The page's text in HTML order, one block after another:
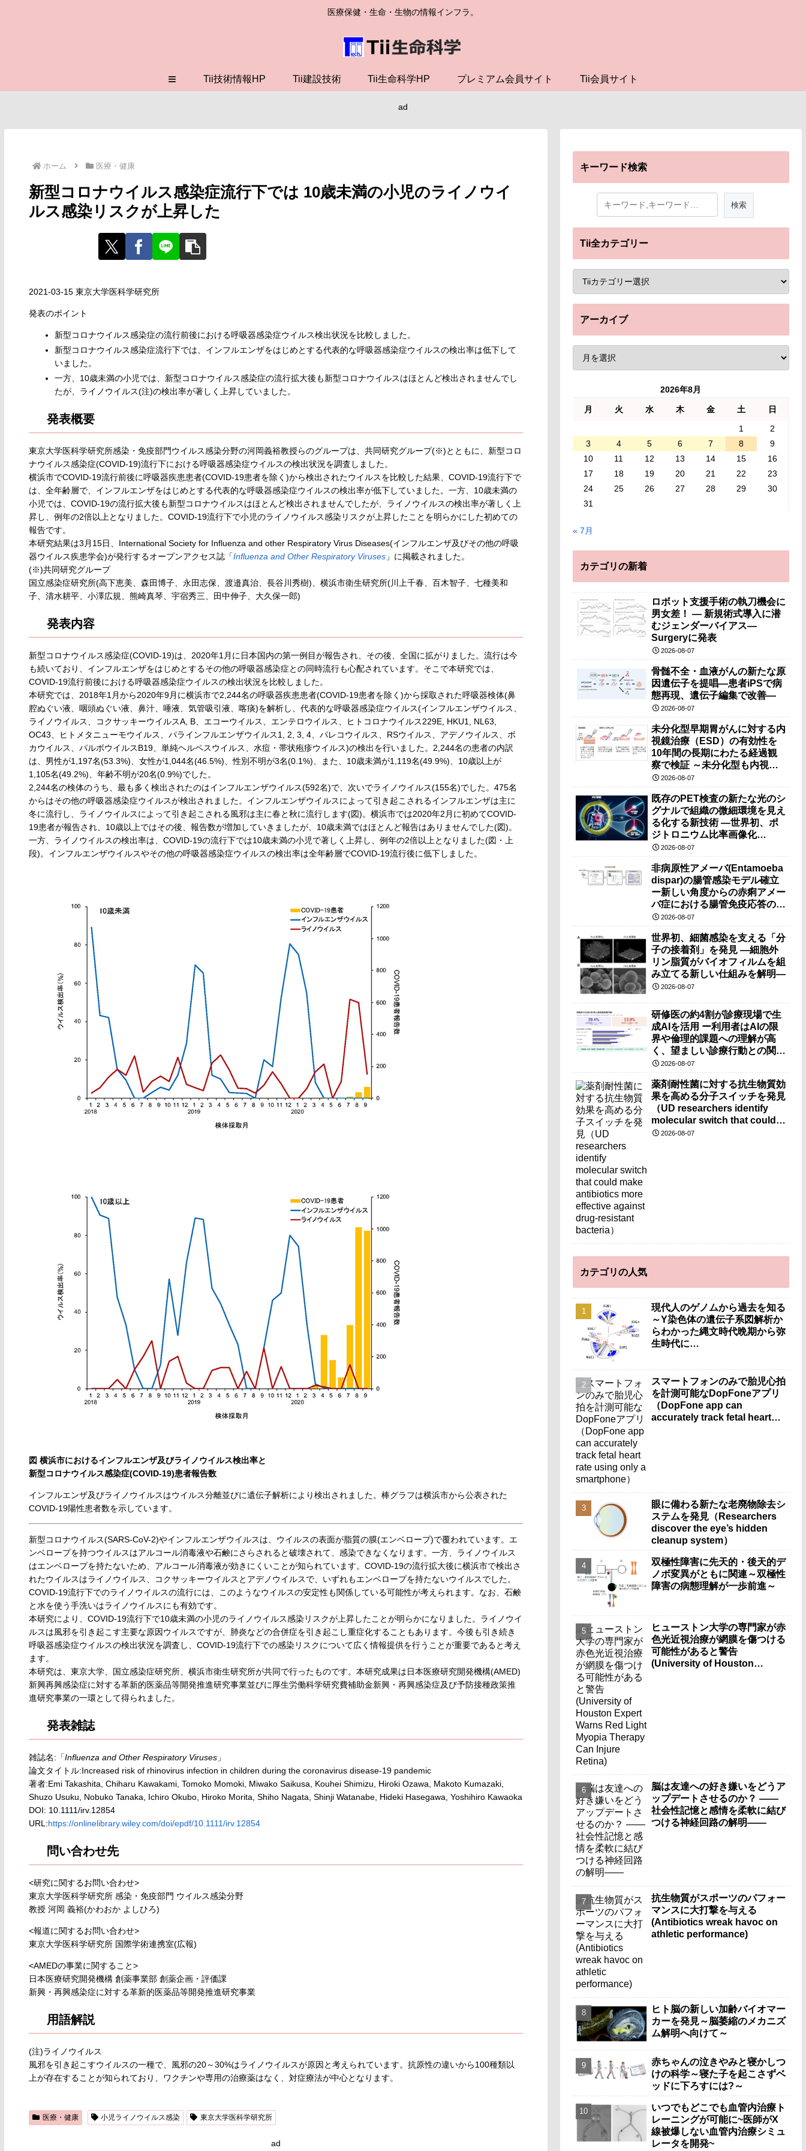
医療保健・生命・生物の情報インフラ。
≡ Tii技術情報HP Tii建設技術 Tii生命科学HP プレミアム会員サイト Tii会員サイト
ad
ホーム 医療・健康
新型コロナウイルス感染症流行下では 10歳未満の小児のライノウイ
ルス感染リスクが上昇した
2021-03-15 東京大学医科学研究所
発表のポイント
新型コロナウイルス感染症の流行前後における呼吸器感染症ウイルス検出状況を比較しました。
新型コロナウイルス感染症流行下では、インフルエンザをはじめとする代表的な呼吸器感染症ウイルスの検出率は低下して
いました。
一方、10歳未満の小児では、新型コロナウイルス感染症の流行拡大後も新型コロナウイルスはほとんど検出されませんでし
たが、ライノウイルス(注)の検出率が著しく上昇していました。
発表概要
東京大学医科学研究所感染・免疫部門ウイルス感染分野の河岡義裕教授らのグループは、共同研究グループ(※)とともに、新型コロ
ナウイルス感染症(COVID-19)流行下における呼吸器感染症ウイルスの検出状況を調査しました。
横浜市でCOVID-19流行前後に呼吸器疾患患者(COVID-19患者を除く)から検出されたウイルスを比較した結果、COVID-19流行下で
は、全年齢層で、インフルエンザをはじめとする代表的な呼吸器感染症ウイルスの検出率が低下していました。一方、10歳未満の
小児では、COVID-19の流行拡大後も新型コロナウイルスはほとんど検出されませんでしたが、ライノウイルスの検出率が著しく上
昇し、例年の2倍以上となりました。COVID-19流行下で小児のライノウイルス感染リスクが上昇したことを明らかにした初めての
報告です。
本研究結果は3月15日、International Society for Influenza and other Respiratory Virus Diseases(インフルエンザ及びその他の呼吸
器ウイルス疾患学会)が発行するオープンアクセス誌「Influenza and Other Respiratory Viruses」に掲載されました。
(※)共同研究グループ
国立感染症研究所(高下恵美、森田博子、永田志保、渡邉真治、長谷川秀樹)、横浜市衛生研究所(川上千春、百木智子、七種美和
子、清水耕平、小澤広規、熊崎真琴、宇宿秀三、田中伸子、大久保一郎)
発表内容
新型コロナウイルス感染症(COVID-19)は、2020年1月に日本国内の第一例目が報告され、その後、全国に拡がりました。流行は今
も続いており、インフルエンザをはじめとするその他の呼吸器感染症との同時流行も心配されています。そこで本研究では、
COVID-19流行前後における呼吸器感染症ウイルスの検出状況を比較しました。
本研究では、2018年1月から2020年9月に横浜市で2,244名の呼吸器疾患患者(COVID-19患者を除く)から採取された呼吸器検体(鼻
腔ぬぐい液、咽頭ぬぐい液、鼻汁、唾液、気管吸引液、喀痰)を解析し、代表的な呼吸器感染症ウイルス(インフルエンザウイルス、
ライノウイルス、コクサッキーウイルスA, B、エコーウイルス、エンテロウイルス、ヒトコロナウイルス229E, HKU1, NL63,
OC43、ヒトメタニューモウイルス、パラインフルエンザウイルス1, 2, 3, 4、パレコウイルス、RSウイルス、アデノウイルス、ボ
カウイルス、パルボウイルスB19、単純ヘルペスウイルス、水痘・帯状疱疹ウイルス)の検出を行いました。2,244名の患者の内訳
は、男性が1,197名(53.3%)、女性が1,044名(46.5%)、性別不明が3名(0.1%)、また、10歳未満が1,119名(49.9%)、10歳以上が
1,105名(49.2%)、年齢不明が20名(0.9%)でした。
2,244名の検体のうち、最も多く検出されたのはインフルエンザウイルス(592名)で、次いでライノウイルス(155名)でした。475名
からはその他の呼吸器感染症ウイルスが検出されました。インフルエンザウイルスによって引き起こされるインフルエンザは主に
冬に流行し、ライノウイルスによって引き起こされる風邪は主に春と秋に流行します(図)。横浜市では2020年2月に初めてCOVID-
19患者が報告され、10歳以上ではその後、報告数が増加していきましたが、10歳未満ではほとんど報告はありませんでした(図)。
一方、ライノウイルスの検出率は、COVID-19の流行下では10歳未満の小児で著しく上昇し、例年の2倍以上となりました(図・上
段)。インフルエンザウイルスやその他の呼吸器感染症ウイルスの検出率は全年齢層でCOVID-19流行後に低下しました。
図 横浜市におけるインフルエンザ及びライノウイルス検出率と
新型コロナウイルス感染症(COVID-19)患者報告数
インフルエンザ及びライノウイルスはウイルス分離並びに遺伝子解析により検出されました。棒グラフは横浜市から公表された
COVID-19陽性患者数を示しています。
新型コロナウイルス(SARS-CoV-2)やインフルエンザウイルスは、ウイルスの表面が脂質の膜(エンベロープ)で覆われています。エ
ンベロープを持つウイルスはアルコール消毒液や石鹸にさらされると破壊されて、感染できなくなります。一方、ライノウイルス
はエンベロープを持たないため、アルコール消毒液が効きにくいことが知られています。COVID-19の流行拡大後に横浜市で検出さ
れたウイルスはライノウイルス、コクサッキーウイルスとアデノウイルスで、いずれもエンベロープを持たないウイルスでした。
COVID-19流行下でのライノウイルスの流行には、このようなウイルスの安定性も関係している可能性が考えられます。なお、石鹸
と水を使う手洗いはライノウイルスにも有効です。
本研究により、COVID-19流行下で10歳未満の小児のライノウイルス感染リスクが上昇したことが明らかになりました。ライノウイ
ルスは風邪を引き起こす主要な原因ウイルスですが、肺炎などの合併症を引き起こし重症化することもあります。今後も引き続き
呼吸器感染症ウイルスの検出状況を調査し、COVID-19流行下での感染リスクについて広く情報提供を行うことが重要であると考え
ます。
本研究は、東京大学、国立感染症研究所、横浜市衛生研究所が共同で行ったものです。本研究成果は日本医療研究開発機構(AMED)
新興再興感染症に対する革新的医薬品等開発推進研究事業並びに厚生労働科学研究費補助金新興・再興感染症及び予防接種政策推
進研究事業の一環として得られました。
発表雑誌
雑誌名:「Influenza and Other Respiratory Viruses」
論文タイトル:Increased risk of rhinovirus infection in children during the coronavirus disease-19 pandemic
著者:Emi Takashita, Chiharu Kawakami, Tomoko Momoki, Miwako Saikusa, Kouhei Shimizu, Hiroki Ozawa, Makoto Kumazaki,
Shuzo Usuku, Nobuko Tanaka, Ichiro Okubo, Hiroko Morita, Shiho Nagata, Shinji Watanabe, Hideki Hasegawa, Yoshihiro Kawaoka
DOI: 10.1111/irv.12854
URL:https://onlinelibrary.wiley.com/doi/epdf/10.1111/irv.12854
問い合わせ先
<研究に関するお問い合わせ>
東京大学医科学研究所 感染・免疫部門 ウイルス感染分野
教授 河岡 義裕(かわおか よしひろ)
<報道に関するお問い合わせ>
東京大学医科学研究所 国際学術連携室(広報)
<AMEDの事業に関すること>
日本医療研究開発機構 創薬事業部 創薬企画・評価課
新興・再興感染症に対する革新的医薬品等開発推進研究事業
用語解説
(注)ライノウイルス
風邪を引き起こすウイルスの一種で、風邪の20～30%はライノウイルスが原因と考えられています。抗原性の違いから100種類以
上が存在することが知られており、ワクチンや専用の治療薬はなく、対症療法が中心となります。
医療・健康 小児ライノウイルス感染 東京大学医科学研究所
ad
キーワード検索
Tii全カテゴリー
アーカイブ
2026年8月
月 火 水 木 金 土
日
1
2
3
4 5 6 7 8
9
10
11 12 13 14 15
16
17
18 19 20 21 22
23
24
25 26 27 28 29
30
31
« 7月
カテゴリの新着
ロボット支援手術の執刀機会に
男女差！ — 新規術式導入に潜
むジェンダーバイアス—
Surgeryに発表
2026-08-07
骨髄不全・血液がんの新たな原
因遺伝子を提唱―患者iPSで病
態再現、遺伝子編集で改善―
2026-08-07
未分化型早期胃がんに対する内
視鏡治療（ESD）の有効性を
10年間の長期にわたる経過観
察で検証 ～未分化型も内視鏡
治療で胃の温存が可能～
2026-08-07
既存のPET検査の新たな光のシ
グナルで組織の微細環境を見え
る化する新技術 ―世界初、ポ
ジトロニウム比率画像化
（PRI）の原理検証に成功―
2026-08-07
非病原性アメーバ(Entamoeba
dispar)の腸管感染モデル確立
ー新しい角度からの赤痢アメー
バ症における腸管免疫応答の理
解に期待ー
2026-08-07
世界初、細菌感染を支える「分
子の接着剤」を発見 ―細胞外
リン脂質がバイオフィルムを組
み立てる新しい仕組みを解明―
2026-08-07
研修医の約4割が診療現場で生
成AIを活用 ー利用者はAIの限
界や倫理的課題への理解が高
く、望ましい診療行動との関連
も確認ー
2026-08-07
薬剤耐性菌に対する抗生物質効
果を高める分子スイッチを発見
（UD researchers identify
molecular switch that could
make antibiotics more
2026-08-07
カテゴリの人気
現代人のゲノムから過去を知る
～Y染色体の遺伝子系図解析か
らわかった縄文時代晩期から弥
生時代に…
スマートフォンのみで胎児心拍
を計測可能なDopFoneアプリ
（DopFone app can
accurately track fetal heart
眼に備わる新たな老廃物除去シ
ステムを発見（Researchers
discover the eye’s hidden
cleanup system）
双極性障害に先天的・後天的デ
ノボ変異がともに関連～双極性
障害の病態理解が一歩前進～
ヒューストン大学の専門家が赤
色光近視治療が網膜を傷つける
可能性があると警告
(University of Houston
脳は友達への好き嫌いをどうア
ップデートさせるのか？ ――
社会性記憶と感情を柔軟に結び
つける神経回路の解明――
抗生物質がスポーツのパフォー
マンスに大打撃を与える
(Antibiotics wreak havoc on
athletic performance)
ヒト脳の新しい加齢バイオマー
カーを発見～脳萎縮のメカニズ
ム解明へ向けて～
赤ちゃんの泣きやみと寝かしつ
けの科学～寝た子を起こさずベ
ッドに下ろすには?～
いつでもどこでも血管内治療ト
レーニングが可能に~医師がX
線被爆しない血管内治療シミュ
レータを開発~